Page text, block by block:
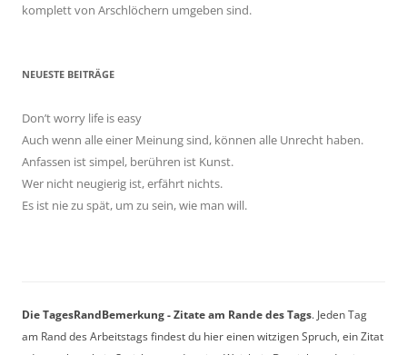
komplett von Arschlöchern umgeben sind.
NEUESTE BEITRÄGE
Don’t worry life is easy
Auch wenn alle einer Meinung sind, können alle Unrecht haben.
Anfassen ist simpel, berühren ist Kunst.
Wer nicht neugierig ist, erfährt nichts.
Es ist nie zu spät, um zu sein, wie man will.
Die TagesRandBemerkung - Zitate am Rande des Tags. Jeden Tag
am Rand des Arbeitstags findest du hier einen witzigen Spruch, ein Zitat